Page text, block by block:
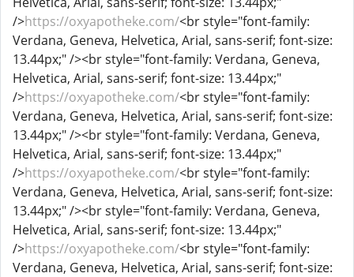
/>https://oxyapotheke.com/<br style="font-family:
Verdana, Geneva, Helvetica, Arial, sans-serif; font-size:
13.44px;" /><br style="font-family: Verdana, Geneva,
Helvetica, Arial, sans-serif; font-size: 13.44px;"
/>https://oxyapotheke.com/<br style="font-family:
Verdana, Geneva, Helvetica, Arial, sans-serif; font-size:
13.44px;" /><br style="font-family: Verdana, Geneva,
Helvetica, Arial, sans-serif; font-size: 13.44px;"
/>https://oxyapotheke.com/<br style="font-family:
Verdana, Geneva, Helvetica, Arial, sans-serif; font-size:
13.44px;" /><br style="font-family: Verdana, Geneva,
Helvetica, Arial, sans-serif; font-size: 13.44px;"
/>https://oxyapotheke.com/<br style="font-family:
Verdana, Geneva, Helvetica, Arial, sans-serif; font-size: